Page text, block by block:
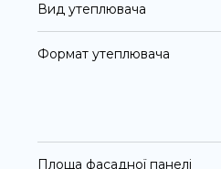
Вид утеплювача
Формат утеплювача
Площа фасадної панелі